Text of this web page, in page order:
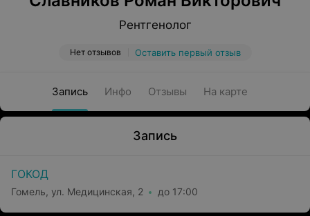
Рентгенолог
Нет отзывов Оставить первый отзыв
Запись Инфо Отзывы На карте
Запись
ГОКОД
Гомель, ул. Медицинская, 2 до 17:00